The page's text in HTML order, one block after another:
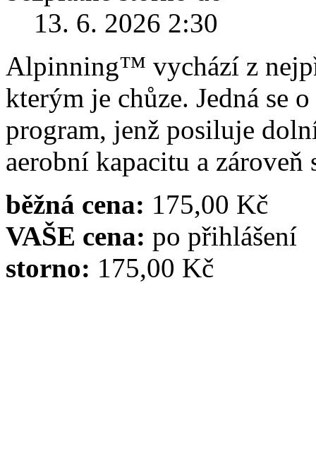
13. 6. 2026 2:30
Alpinning™ vychází z
kterým je chůze. Jedná se
program, jenž posiluje
aerobní kapacitu a
běžná cena: 175,00 Kč
VAŠE cena: po přihlášení
storno: 175,00 Kč